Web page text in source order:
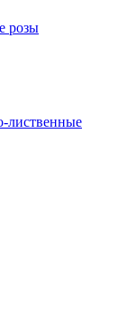
розы
лиственные